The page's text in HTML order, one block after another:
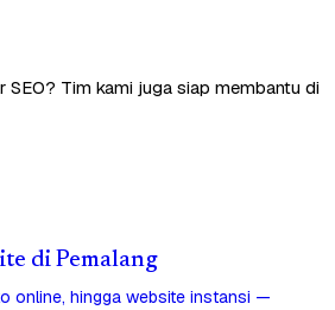
SEO? Tim kami juga siap membantu di
di Pemalang
online, hingga website instansi —